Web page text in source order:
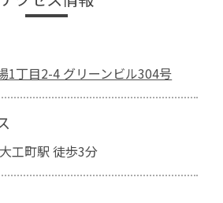
1丁目2-4 グリーンビル304号
工町駅 徒歩3分